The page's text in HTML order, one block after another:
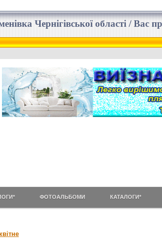
Чернігівської області / Вас
ФОТОАЛЬБОМИ КАТАЛОГИ*